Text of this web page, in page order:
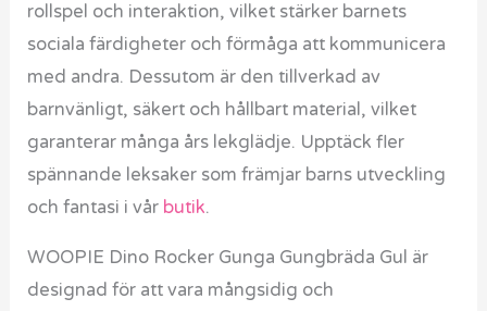
rollspel och interaktion, vilket stärker barnets
sociala färdigheter och förmåga att kommunicera
med andra. Dessutom är den tillverkad av
barnvänligt, säkert och hållbart material, vilket
garanterar många års lekglädje. Upptäck fler
spännande leksaker som främjar barns utveckling
och fantasi i vår butik.
WOOPIE Dino Rocker Gunga Gungbräda Gul är
designad för att vara mångsidig och